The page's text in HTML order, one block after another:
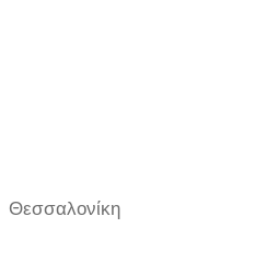
Θεσσαλονίκη